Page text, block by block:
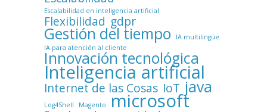
Escalabilidad en inteligencia artificial
Flexibilidad gdpr
Gestión del tiempo
IA multilingüe
IA para atención al cliente
Innovación tecnológica
Inteligencia artificial
Internet de las Cosas IoT java
Log4Shell Magento microsoft